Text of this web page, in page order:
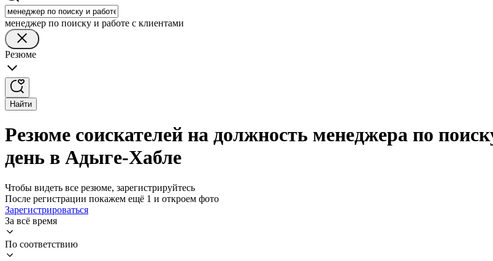
менеджер по поиску и работе с клиентами
Резюме
Найти
Резюме соискателей на должность менеджера по
день в Адыге-Хабле
Чтобы видеть все резюме, зарегистрируйтесь
После регистрации покажем ещё 1 и откроем фото
Зарегистрироваться
За всё время
По соответствию